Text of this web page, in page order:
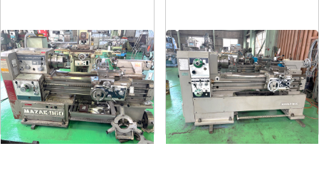
6尺旋盤
メーカー マザック
形 式MK-860S
年 式1989
7尺旋盤
メーカー 山崎
形 式MAZAK-ACE-1000
年 式1976